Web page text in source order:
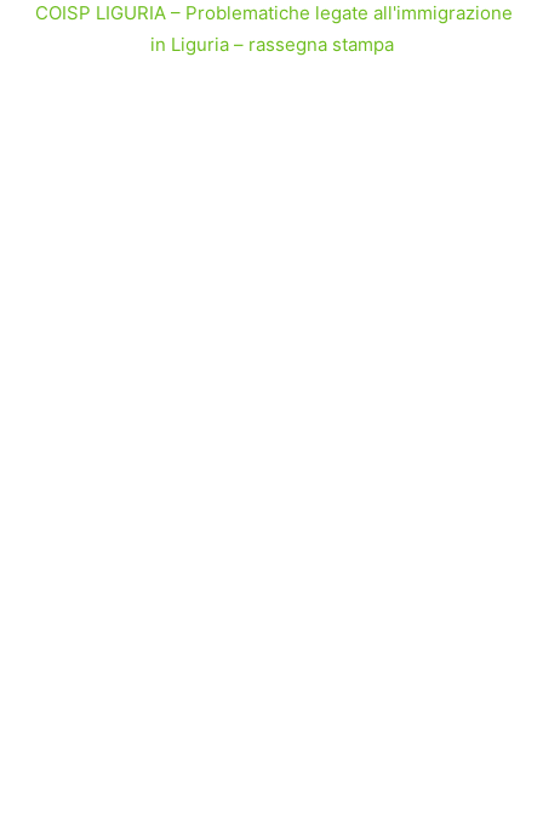
COISP LIGURIA – Problematiche legate all'immigrazione
in Liguria – rassegna stampa